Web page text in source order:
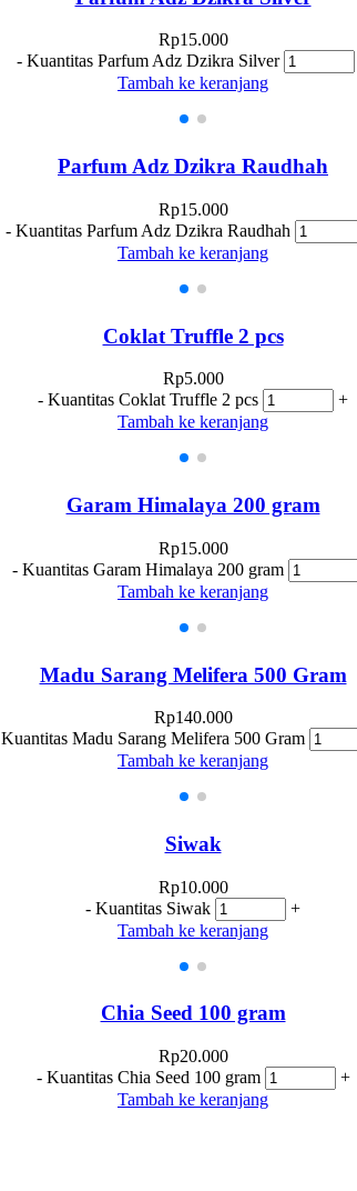
Rp15.000
- Kuantitas Parfum Adz Dzikra Silver
Tambah ke keranjang
Parfum Adz Dzikra Raudhah
Rp15.000
- Kuantitas Parfum Adz Dzikra Raudhah
Tambah ke keranjang
Coklat Truffle 2 pcs
Rp5.000
- Kuantitas Coklat Truffle 2 pcs
+
Tambah ke keranjang
Garam Himalaya 200 gram
Rp15.000
- Kuantitas Garam Himalaya 200 gram
Tambah ke keranjang
Madu Sarang Melifera 500 Gram
Rp140.000
Kuantitas Madu Sarang Melifera 500 Gram
Tambah ke keranjang
Siwak
Rp10.000
- Kuantitas Siwak
+
Tambah ke keranjang
Chia Seed 100 gram
Rp20.000
- Kuantitas Chia Seed 100 gram
+
Tambah ke keranjang